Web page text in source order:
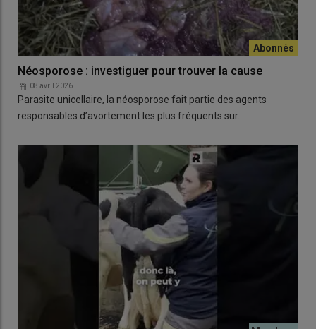
Néosporose : investiguer pour trouver la cause
08 avril 2026
Parasite unicellaire, la néosporose fait partie des agents
responsables d’avortement les plus fréquents sur…